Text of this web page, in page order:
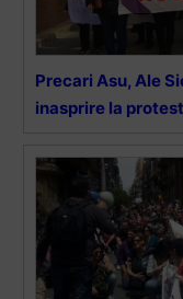
Precari Asu, Ale
inasprire la